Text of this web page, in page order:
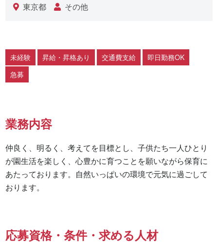
東京都 その他
未経験 昇給・昇格あり 交通費支給
即日勤務OK
急募
業務内容
仲良く、明るく、考えてを目標とし、子供たち一人ひとり
が園生活を楽しく、心豊かに育つことを願いながら保育に
あたっております。自然いっぱいの環境で元気に過ごして
おります。
応募資格・条件・求める人材